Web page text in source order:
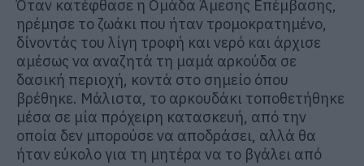
Όταν κατέφθασε η Ομάδα Άμεσης Επέμβασης,
ηρέμησε το ζωάκι που ήταν τρομοκρατημένο,
δίνοντάς του λίγη τροφή και νερό και άρχισε
αμέσως να αναζητά τη μαμά αρκούδα σε
δασική περιοχή, κοντά στο σημείο όπου
βρέθηκε. Μάλιστα, το αρκουδάκι τοποθετήθηκε
μέσα σε μία πρόχειρη κατασκευή, από την
οποία δεν μπορούσε να αποδράσει, αλλά θα
ήταν εύκολο για τη μητέρα να το βγάλει από